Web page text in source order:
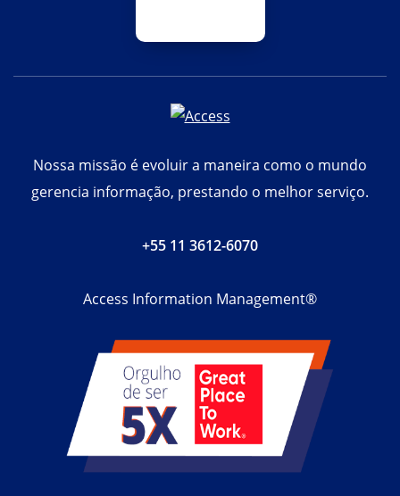
Nossa missão é evoluir a maneira como o mundo
gerencia informação, prestando o melhor serviço.
+55 11 3612-6070
Access Information Management®